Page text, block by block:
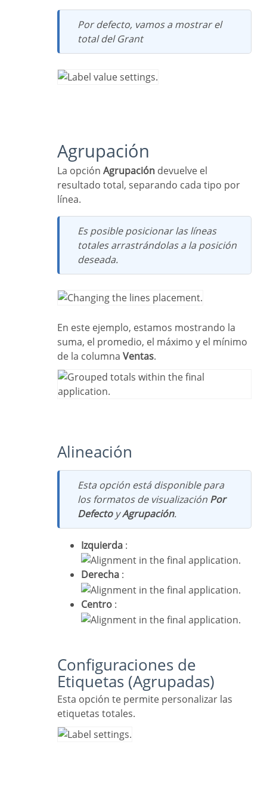
Por defecto, vamos a mostrar el
total del Grant
Agrupación
La opción Agrupación devuelve el
resultado total, separando cada tipo por
línea.
Es posible posicionar las líneas
totales arrastrándolas a la posición
deseada.
En este ejemplo, estamos mostrando la
suma, el promedio, el máximo y el mínimo
de la columna Ventas.
Alineación
Esta opción está disponible para
los formatos de visualización Por
DefectoyAgrupación.
Izquierda :
Derecha :
Centro :
Configuraciones de
Etiquetas (Agrupadas)
Esta opción te permite personalizar las
etiquetas totales.